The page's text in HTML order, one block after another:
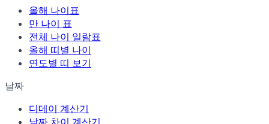
올해 나이표
만 나이 표
전체 나이 일람표
올해 띠별 나이
연도별 띠 보기
날짜
디데이 계산기